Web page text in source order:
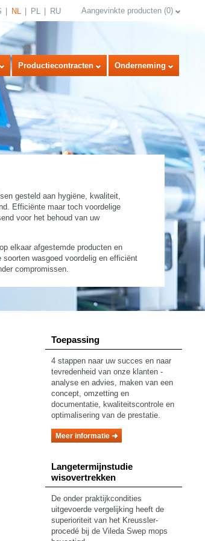
NL PL RU Aangevinkte producten (0)
Productiecontracten Onderneming
gesteld aan hygiëne, kwaliteit,
Efficiënte maar toch voordelige
voor het behoud van uw
elkaar afgestemde producten en
wasgoed voordelig en efficiënt
compromissen.
Toepassing
4 stappen naar uw succes en naar
tevredenheid van onze klanten -
analyse en advies, maken van een
concept, omzetting en
documentatie, kwaliteitscontrole en
optimalisering van de prestatie.
Meer informatie
Langetermijnstudie
wisovertrekken
De onder praktijkcondities
uitgevoerde vergelijking heeft de
superioriteit van het Kreussler-
procedé bij de Vileda Swep mops